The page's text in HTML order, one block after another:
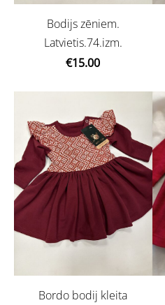
Bodijs zēniem.
Latvietis.74.izm.
€15.00
Bordo bodij kleita